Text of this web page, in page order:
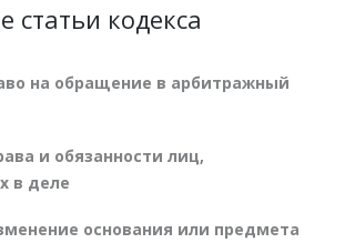
статьи кодекса
на обращение в арбитражный
и обязанности лиц,
в деле
основания или предмета